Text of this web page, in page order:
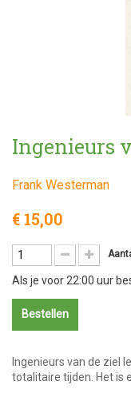
Ingenieurs
Frank Westerman
€ 15,00
Als je voor 22:00 uur
Bestellen
Ingenieurs van de ziel
totalitaire tijden. Het is